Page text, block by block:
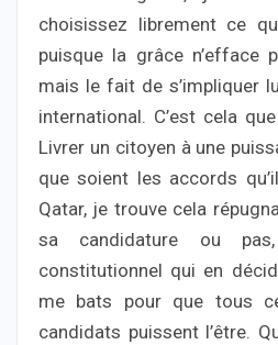
choisissez librement ce
puisque la grâce n’efface
mais le fait de s’impliquer
international. C’est cela
Livrer un citoyen à une
que soient les accords
Qatar, je trouve cela
sa candidature ou
constitutionnel qui en
me bats pour que tous
candidats puissent l’être.